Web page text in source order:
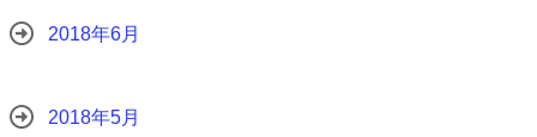
2018年6月
2018年5月